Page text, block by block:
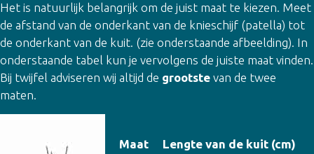
Het is natuurlijk belangrijk om de juist maat te kiezen. Meet
de afstand van de onderkant van de knieschijf (patella) tot
de onderkant van de kuit. (zie onderstaande afbeelding). In
onderstaande tabel kun je vervolgens de juiste maat vinden.
Bij twijfel adviseren wij altijd de grootste van de twee
maten.
Maat Lengte van de kuit (cm)